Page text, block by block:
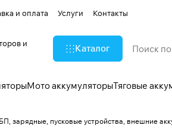
и оплата Услуги Контакты
и
Каталог
Мото аккумуляторыТяговые
зарядные, пусковые устройства, внешние